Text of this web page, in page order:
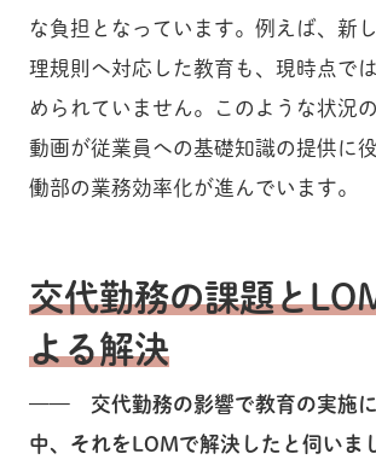
な負担となっています。例えば、新
理規則へ対応した教育も、現時点で
められていません。このような状況
動画が従業員への基礎知識の提供に
働部の業務効率化が進んでいます。
交代勤務の課題と
よる解決
—— 交代勤務の影響で教育の実施に
中、それをLOMで解決したと伺いま